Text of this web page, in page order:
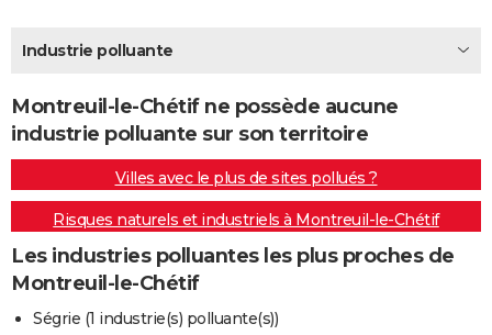
BONS PLANS
CARTE DE VOEUX
Carte de Noël
Carte Bonne année
Carte Saint-Valentin
Carte Pâques
Carte d'anniversaire
DICTIONNAIRE
Dictionnaire
Biographies
Citations
Expressions
Proverbes
PROGRAMME TV
COPAINS D'AVANT
Industrie polluante
Montreuil-le-Chétif ne possède aucune
industrie polluante sur son territoire
Villes avec le plus de sites pollués ?
Risques naturels et industriels à Montreuil-le-Chétif
Les industries polluantes les plus proches de
Montreuil-le-Chétif
Ségrie (1 industrie(s) polluante(s))